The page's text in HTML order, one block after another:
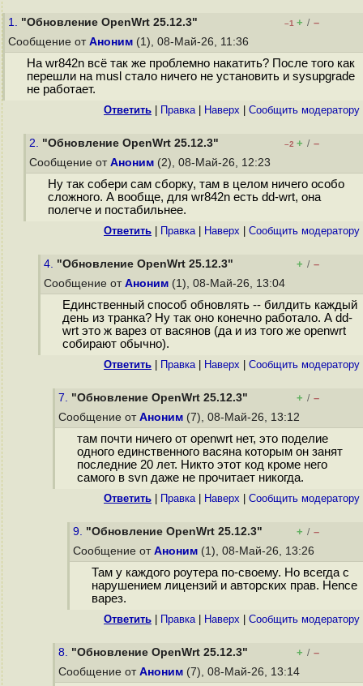
1. "Обновление OpenWrt 25.12.3" –1 + / –
Сообщение от Аноним (1), 08-Май-26, 11:36
На wr842n всё так же проблемно накатить? После того как
перешли на musl стало ничего не установить и sysupgrade
не работает.
Ответить Правка| Наверх Cообщить модератору
2. "Обновление OpenWrt 25.12.3" –2 + / –
Сообщение от Аноним (2), 08-Май-26, 12:23
Ну так собери сам сборку, там в целом ничего особо
сложного. А вообще, для wr842n есть dd-wrt, она
полегче и постабильнее.
Ответить Правка| Наверх Cообщить модератору
4. "Обновление OpenWrt 25.12.3" + / –
Сообщение от Аноним (1), 08-Май-26, 13:04
Единственный способ обновлять -- билдить каждый
день из транка? Ну так оно конечно работало. А dd-
wrt это ж варез от васянов (да и из того же openwrt
собирают обычно).
Ответить Правка| Наверх Cообщить модератору
7. "Обновление OpenWrt 25.12.3" + / –
Сообщение от Аноним (7), 08-Май-26, 13:12
там почти ничего от openwrt нет, это поделие
одного единственного васяна которым он занят
последние 20 лет. Никто этот код кроме него
самого в svn даже не прочитает никогда.
Ответить Правка| Наверх Cообщить модератору
9. "Обновление OpenWrt 25.12.3" + / –
Сообщение от Аноним (1), 08-Май-26, 13:26
Там у каждого роутера по-своему. Но всегда с
нарушением лицензий и авторских прав. Hence
варез.
Ответить Правка| Наверх Cообщить модератору
8. "Обновление OpenWrt 25.12.3" + / –
Сообщение от Аноним (7), 08-Май-26, 13:14